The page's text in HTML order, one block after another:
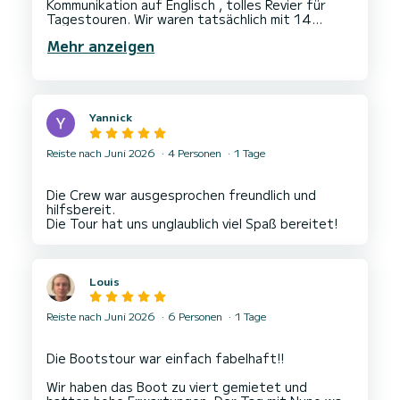
Kommunikation auf Englisch , tolles Revier für
Tagestouren. Wir waren tatsächlich mit 14
Mehr anzeigen
Yannick
Reiste nach Juni 2026 4 Personen 1 Tage
Die Crew war ausgesprochen freundlich und
hilfsbereit.
Louis
Reiste nach Juni 2026 6 Personen 1 Tage
Die Bootstour war einfach fabelhaft!!
Wir haben das Boot zu viert gemietet und